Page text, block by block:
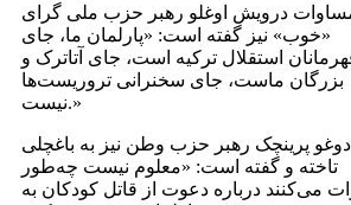
درویش اوغلو رهبر حزب ملی گرای
«خوب» نیز گفته است: «پارلمان ما، جای
استقلال ترکیه است، جای آتاترک و
بزرگان ماست، جای سخنرانی تروریست‌ها
نیست.»
دوغو پرینچک رهبر حزب وطن نیز به باغچلی
تاخته و گفته است: «معلوم نیست چه‌طور
می‌کنند درباره دعوت از قاتل کودکان به